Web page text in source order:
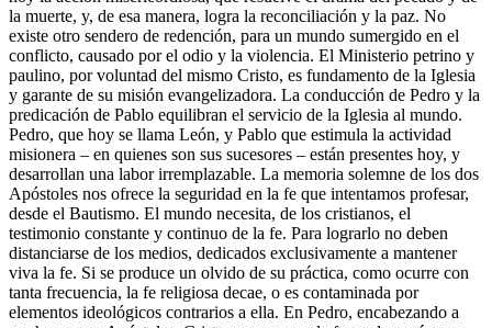
la muerte, y, de esa manera, logra la reconciliación y la paz. No
existe otro sendero de redención, para un mundo sumergido en el
conflicto, causado por el odio y la violencia. El Ministerio petrino y
paulino, por voluntad del mismo Cristo, es fundamento de la Iglesia
y garante de su misión evangelizadora. La conducción de Pedro y la
predicación de Pablo equilibran el servicio de la Iglesia al mundo.
Pedro, que hoy se llama León, y Pablo que estimula la actividad
misionera – en quienes son sus sucesores – están presentes hoy, y
desarrollan una labor irremplazable. La memoria solemne de los dos
Apóstoles nos ofrece la seguridad en la fe que intentamos profesar,
desde el Bautismo. El mundo necesita, de los cristianos, el
testimonio constante y continuo de la fe. Para lograrlo no deben
distanciarse de los medios, dedicados exclusivamente a mantener
viva la fe. Si se produce un olvido de su práctica, como ocurre con
tanta frecuencia, la fe religiosa decae, o es contaminada por
elementos ideológicos contrarios a ella. En Pedro, encabezando a